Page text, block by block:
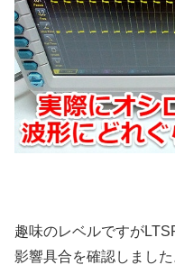
趣味のレベルですが
影響具合を確認しました